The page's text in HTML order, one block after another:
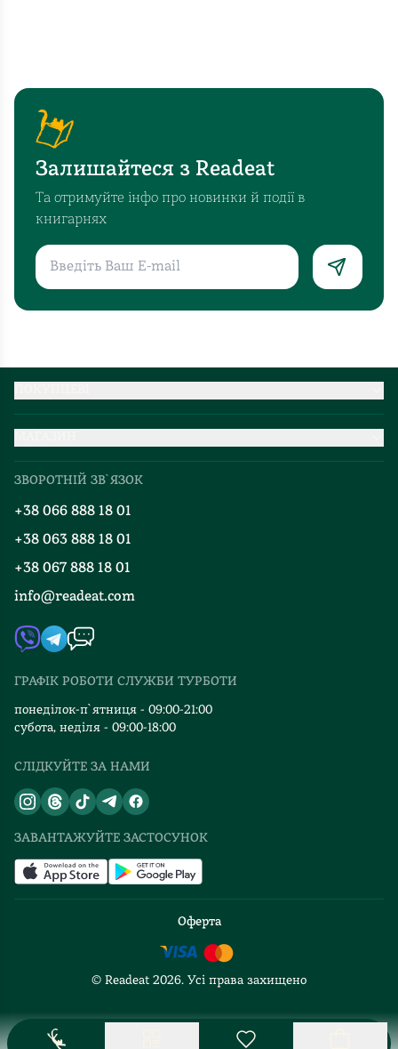
Залишайтеся з Readeat
Та отримуйте інфо про новинки й події в
книгарнях
Добірки
Блог
Події
Книгарні
Контакти
Автори
Видавництва
Відгуки та оцінка RDT
ЗВОРОТНІЙ ЗВ`ЯЗОК
+38 066 888 18 01
+38 063 888 18 01
+38 067 888 18 01
info@readeat.com
ГРАФІК РОБОТИ СЛУЖБИ ТУРБОТИ
понеділок-п`ятниця - 09:00-21:00
субота, неділя - 09:00-18:00
СЛІДКУЙТЕ ЗА НАМИ
ЗАВАНТАЖУЙТЕ ЗАСТОСУНОК
Оферта
© Readeat 2026. Усі права захищено